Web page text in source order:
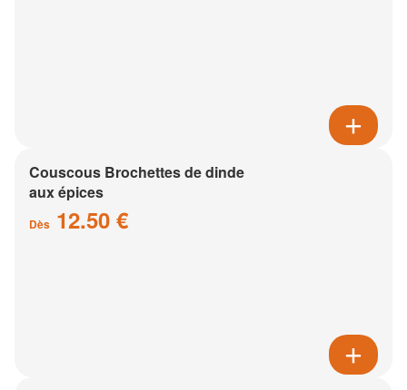
Couscous Brochettes de dinde
aux épices
Dès 12.50 €